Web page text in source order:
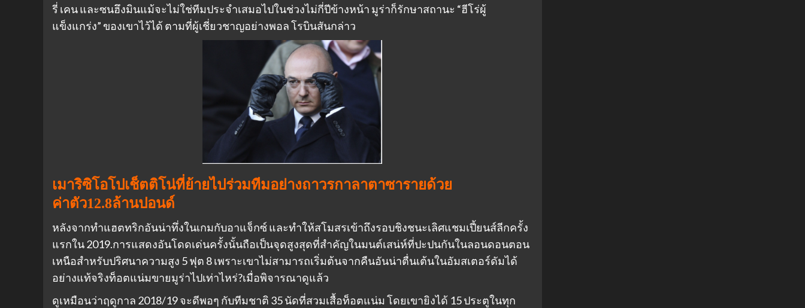
รี่ เคน และซนฮึงมินแม้จะไม่ใช่ทีมประจำเสมอไปในช่วงไม่กี่ปีข้างหน้า มูร่าก็รักษาสถานะ “ฮีโร่ผู้
แข็งแกร่ง” ของเขาไว้ได้ ตามที่ผู้เชี่ยวชาญอย่างพอล โรบินสันกล่าว
เมาริซิโอโปเช็ตติโน่ที่ย้ายไปร่วมทีมอย่างถาวรกาลาตาซารายด้วย
ค่าตัว12.8ล้านปอนด์
หลังจากทำแฮตทริกอันน่าทึ่งในเกมกับอาแจ็กซ์ และทำให้สโมสรเข้าถึงรอบชิงชนะเลิศแชมเปี้ยนส์ลีกครั้ง
แรกใน 2019.การแสดงอันโดดเด่นครั้งนั้นถือเป็นจุดสูงสุดที่สำคัญในมนต์เสน่ห์ที่ปะปนกันในลอนดอนตอน
เหนือสำหรับปริศนาความสูง 5 ฟุต 8 เพราะเขาไม่สามารถเริ่มต้นจากคืนอันน่าตื่นเต้นในอัมสเตอร์ดัมได้
อย่างแท้จริงท็อตแน่มขายมูร่าไปเท่าไหร่?เมื่อพิจารณาดูแล้ว
ดูเหมือนว่าฤดูกาล 2018/19 จะดีพอๆ กับทีมชาติ 35 นัดที่สวมเสื้อท็อตแน่ม โดยเขายิงได้ 15 ประตูในทุก